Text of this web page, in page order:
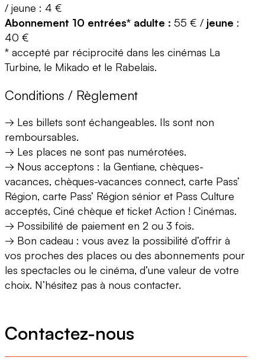
/ jeune : 4 €
Abonnement 10 entrées* adulte : 55 € / jeune :
40 €
* accepté par réciprocité dans les cinémas La
Turbine, le Mikado et le Rabelais.
Conditions / Règlement
→ Les billets sont échangeables. Ils sont non
remboursables.
→ Les places ne sont pas numérotées.
→ Nous acceptons : la Gentiane, chèques-
vacances, chèques-vacances connect, carte Pass’
Région, carte Pass’ Région sénior et Pass Culture
acceptés, Ciné chèque et ticket Action ! Cinémas.
→ Possibilité de paiement en 2 ou 3 fois.
→ Bon cadeau : vous avez la possibilité d’offrir à
vos proches des places ou des abonnements pour
les spectacles ou le cinéma, d’une valeur de votre
choix. N’hésitez pas à nous contacter.
Contactez-nous